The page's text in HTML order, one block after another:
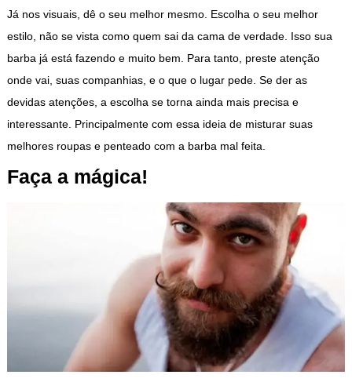
Já nos visuais, dê o seu melhor mesmo. Escolha o seu melhor
estilo, não se vista como quem sai da cama de verdade. Isso sua
barba já está fazendo e muito bem. Para tanto, preste atenção
onde vai, suas companhias, e o que o lugar pede. Se der as
devidas atenções, a escolha se torna ainda mais precisa e
interessante. Principalmente com essa ideia de misturar suas
melhores roupas e penteado com a barba mal feita.
Faça a mágica!